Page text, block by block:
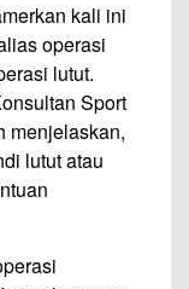
kali ini
operasi
lutut.
Sport
menjelaskan,
lutut atau